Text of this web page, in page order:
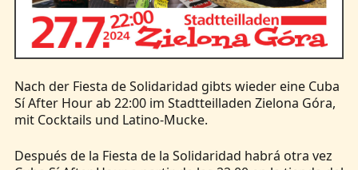
Nach der Fiesta de Solidaridad gibts wieder eine Cuba
Sí After Hour ab 22:00 im Stadtteilladen Zielona Góra,
mit Cocktails und Latino-Mucke.
Después de la Fiesta de la Solidaridad habrá otra vez